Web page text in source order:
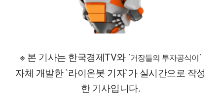
※ 본 기사는 한국경제TV와 `거장들의 투자공식이`
자체 개발한 `라이온봇 기자`가 실시간으로 작성
한 기사입니다.